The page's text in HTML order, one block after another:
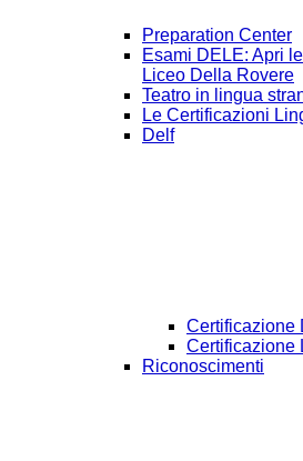
Preparation Center
Esami DELE: Apri
Liceo Della Rovere
Teatro in lingua
Le Certificazioni
Delf
Certificazione
Certificazione
Riconoscimenti